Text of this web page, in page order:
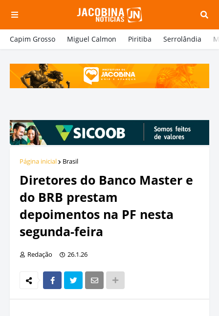
Capim Grosso Miguel Calmon Piritiba Serrolândia
Página inicial Brasil
Diretores do Banco Master e
do BRB prestam
depoimentos na PF nesta
segunda-feira
Redação 26.1.26